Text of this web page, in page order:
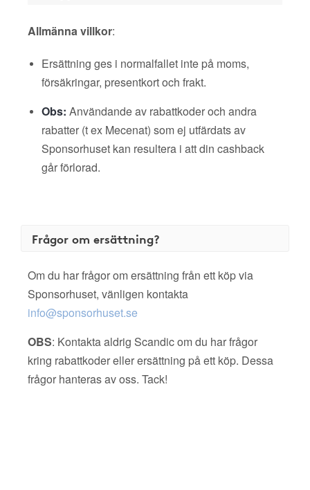
Allmänna villkor:
Ersättning ges i normalfallet inte på moms,
försäkringar, presentkort och frakt.
Obs: Användande av rabattkoder och andra
rabatter (t ex Mecenat) som ej utfärdats av
Sponsorhuset kan resultera i att din cashback
går förlorad.
Frågor om ersättning?
Om du har frågor om ersättning från ett köp via
Sponsorhuset, vänligen kontakta
info@sponsorhuset.se
OBS: Kontakta aldrig Scandic om du har frågor
kring rabattkoder eller ersättning på ett köp. Dessa
frågor hanteras av oss. Tack!